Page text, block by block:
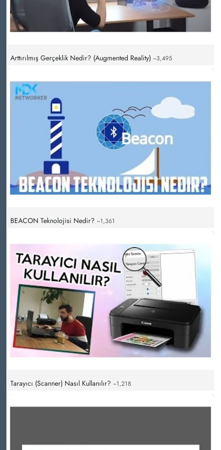
Arttırılmış Gerçeklik Nedir? (Augmented Reality) ~3,495
BEACON Teknolojisi Nedir? ~1,361
Tarayıcı (Scanner) Nasıl Kullanılır? ~1,218